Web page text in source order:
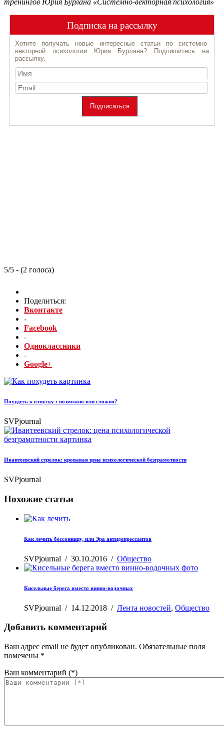
тренингов Юрия Бурлана «Системно-векторная психология»
5/5 - (2 голоса)
Поделиться:
Вконтакте
-
Facebook
-
Одноклассники
-
Google+
Похудеть к отпуску : возможно или сложно?
SVPjournal
Ивантеевский стрелок: кровавая цена психологической безграмотности
SVPjournal
Похожие статьи
Как лечить бессонницу, или Эра антидепрессантов
SVPjournal / 30.10.2016 / Общество
Кисельные берега вместо винно-водочных
SVPjournal / 14.12.2018 / Лента новостей, Общество
Добавить комментарий
Ваш адрес email не будет опубликован. Обязательные поля
помечены *
Ваш комментарий (*)